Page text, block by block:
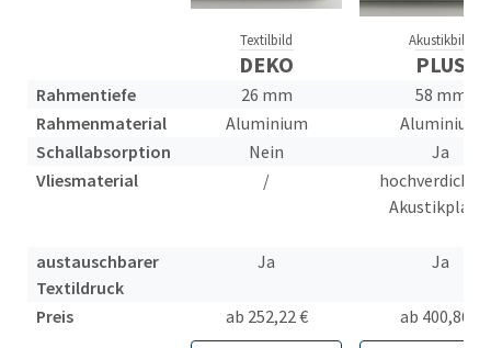
Textilbild
DEKO
Akustikbild
PLUS
Rahmentiefe 26 mm
58 mm
Rahmenmaterial
Aluminium
Aluminium
Schallabsorption
Nein
Ja
Vliesmaterial
/
austauschbarer
Textildruck
Ja Ja
Preis ab 252,22 € ab 400,86 €